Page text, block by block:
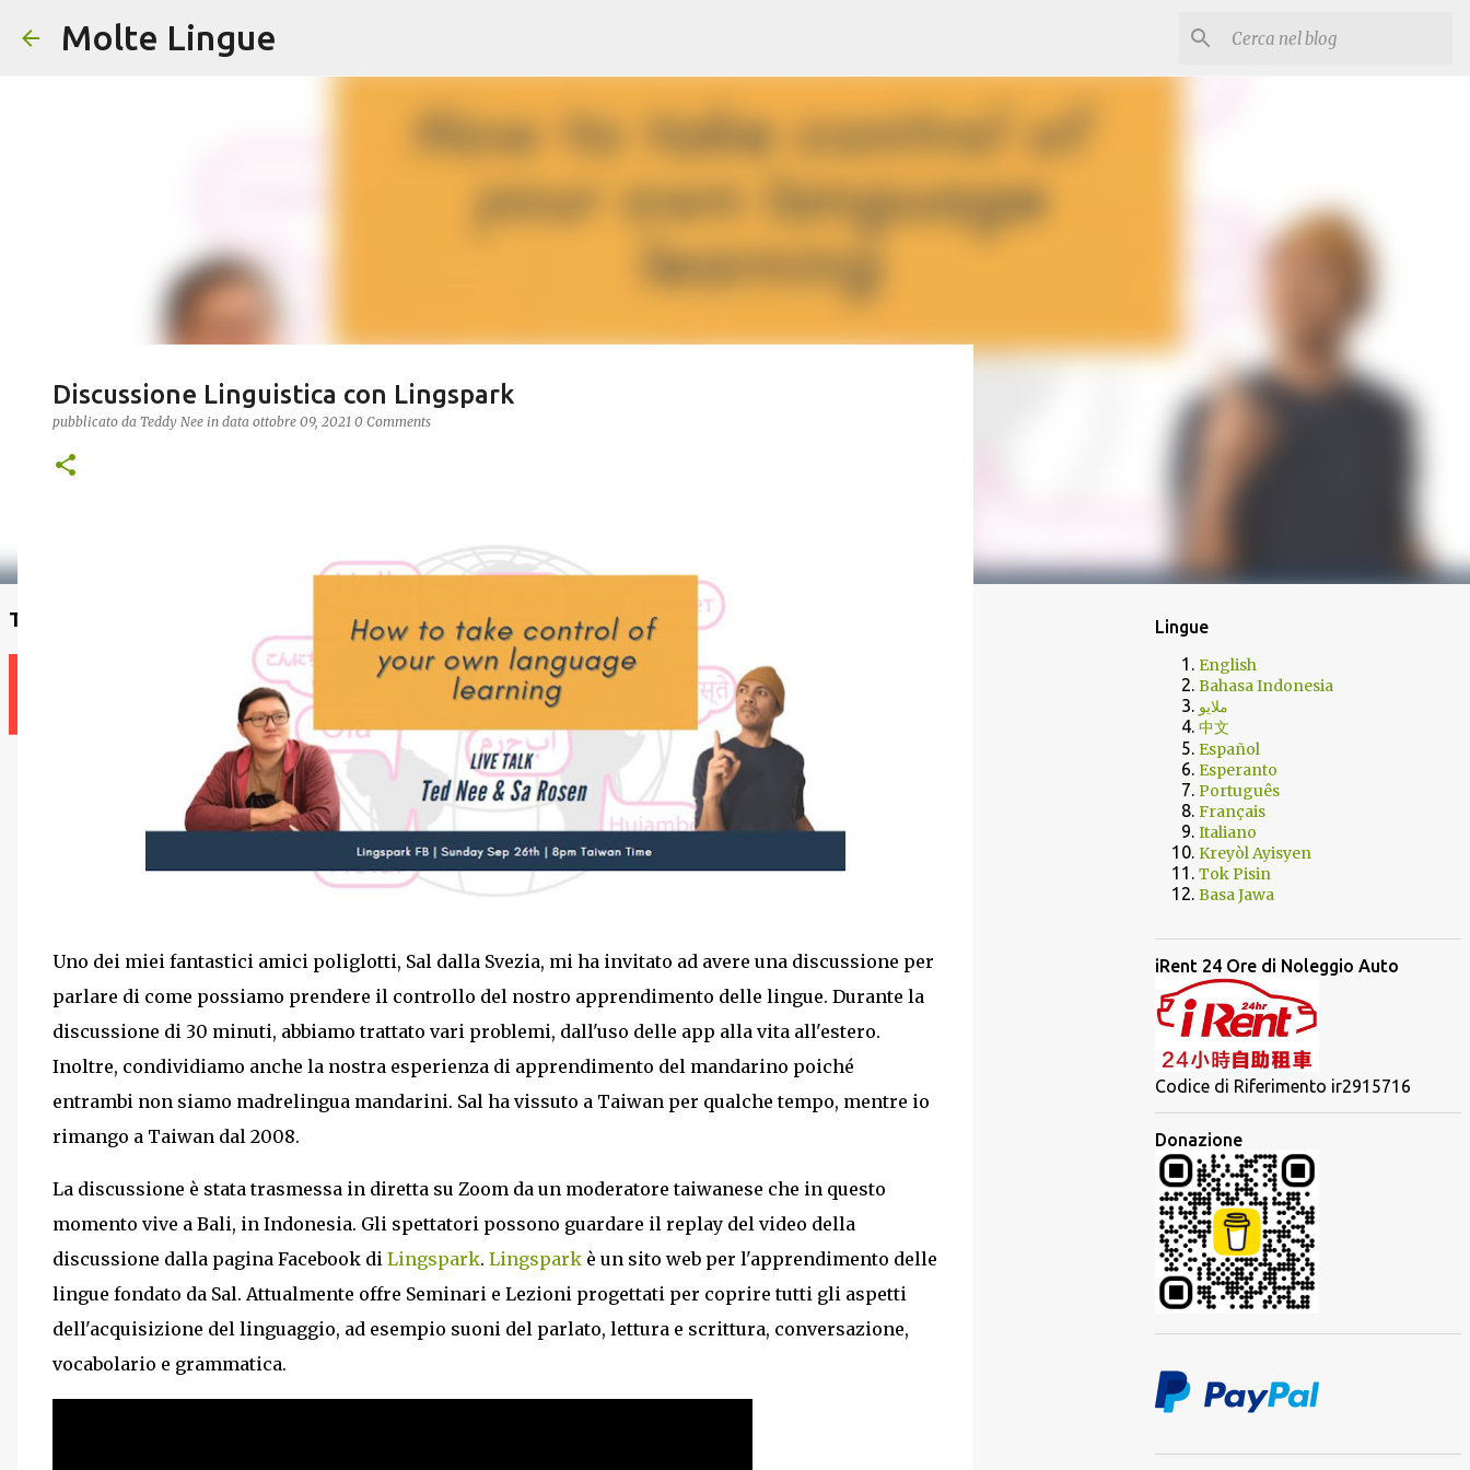
Molte Lingue
Trova un insegnante
Discussione Linguistica con Lingspark
pubblicato da Teddy Nee in data ottobre 09, 2021 0 Comments
Uno dei miei fantastici amici poliglotti, Sal dalla Svezia, mi ha invitato ad avere una discussione per
parlare di come possiamo prendere il controllo del nostro apprendimento delle lingue. Durante la
discussione di 30 minuti, abbiamo trattato vari problemi, dall'uso delle app alla vita all'estero.
Inoltre, condividiamo anche la nostra esperienza di apprendimento del mandarino poiché
entrambi non siamo madrelingua mandarini. Sal ha vissuto a Taiwan per qualche tempo, mentre io
rimango a Taiwan dal 2008.
La discussione è stata trasmessa in diretta su Zoom da un moderatore taiwanese che in questo
momento vive a Bali, in Indonesia. Gli spettatori possono guardare il replay del video della
discussione dalla pagina Facebook di Lingspark. Lingspark è un sito web per l'apprendimento delle
lingue fondato da Sal. Attualmente offre Seminari e Lezioni progettati per coprire tutti gli aspetti
dell'acquisizione del linguaggio, ad esempio suoni del parlato, lettura e scrittura, conversazione,
vocabolario e grammatica.
Lingue
English
Bahasa Indonesia
ملايو
中文
Español
Esperanto
Português
Français
Italiano
Kreyòl Ayisyen
Tok Pisin
Basa Jawa
iRent 24 Ore di Noleggio Auto
Codice di Riferimento ir2915716
Donazione